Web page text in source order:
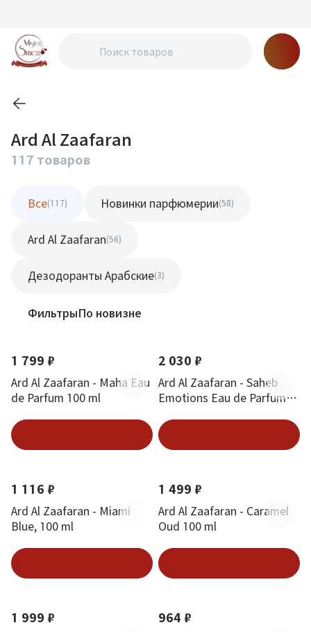
Ard Al Zaafaran
117 товаров
Все(117) Новинки парфюмерии(58)
Ard Al Zaafaran(56)
Дезодоранты Арабские(3)
ФильтрыПо новизне
1 799 ₽
Ard Al Zaafaran - Maha Eau
de Parfum 100 ml
2 030 ₽
Ard Al Zaafaran - Saheb
Emotions Eau de Parfum
1 116 ₽
Ard Al Zaafaran - Miami
Blue, 100 ml
1 499 ₽
Ard Al Zaafaran - Caramel
Oud 100 ml
1 999 ₽ 964 ₽